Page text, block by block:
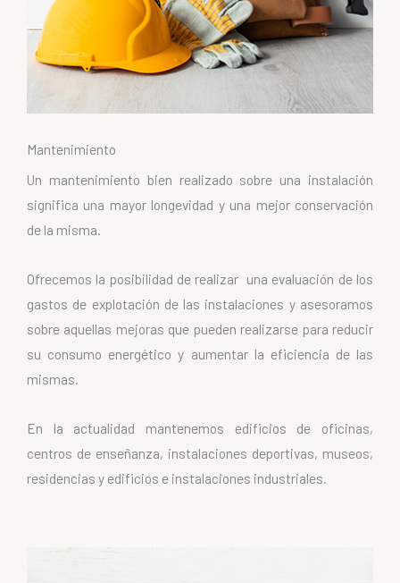
Mantenimiento
Un mantenimiento bien realizado sobre una instalación
significa una mayor longevidad y una mejor conservación
de la misma.
Ofrecemos la posibilidad de realizar una evaluación de los
gastos de explotación de las instalaciones y asesoramos
sobre aquellas mejoras que pueden realizarse para reducir
su consumo energético y aumentar la eficiencia de las
mismas.
En la actualidad mantenemos edificios de oficinas,
centros de enseñanza, instalaciones deportivas, museos,
residencias y edificios e instalaciones industriales.